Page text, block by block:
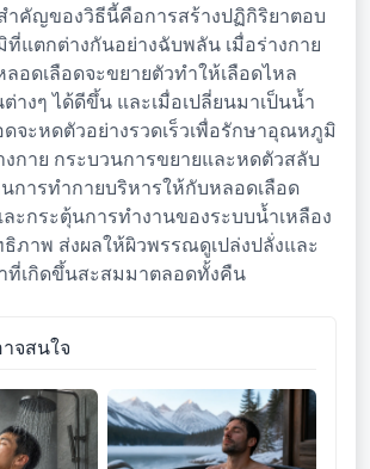
ำคัญของวิธีนี้คือการสร้างปฏิกิริยาตอบ
แตกต่างกันอย่างฉับพลัน เมื่อร่างกาย
อดเลือดจะขยายตัวทำให้เลือดไหล
ต่างๆ ได้ดีขึ้น และเมื่อเปลี่ยนมาเป็นน้ำ
ดจะหดตัวอย่างรวดเร็วเพื่อรักษาอุณหภูมิ
กาย กระบวนการขยายและหดตัวสลับ
การทำกายบริหารให้กับหลอดเลือด
ะกระตุ้นการทำงานของระบบน้ำเหลือง
ภาพ ส่งผลให้ผิวพรรณดูเปล่งปลั่งและ
ที่เกิดขึ้นสะสมมาตลอดทั้งคืน
จสนใจ